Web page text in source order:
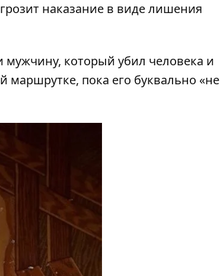
наказание в виде лишения
мужчину, который убил человека и
маршрутке, пока его буквально «не